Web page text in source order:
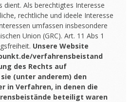
dient. Als berechtigtes Interesse
rechtliche und ideele Interesse
umfassen insbesondere
Union (GRC). Art. 11 Abs 1
Unsere Website
verfahrensbeistand
des Rechts auf
(unter anderem) den
in Verfahren, in denen die
beteiligt waren